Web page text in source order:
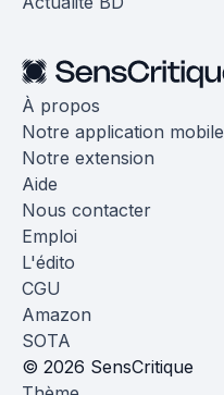
À propos
Notre application mobile
Notre extension
Aide
Nous contacter
Emploi
L'édito
CGU
Amazon
SOTA
© 2026 SensCritique